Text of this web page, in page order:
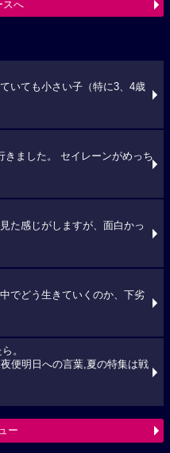
スへ
いても小さい子（特に3、4歳
ました。 セイレーンがめっち
た感じがしますが、面白かっ
でどう生きていくのか、下劣
。
便明日への言葉,夏の特集は戦
ー